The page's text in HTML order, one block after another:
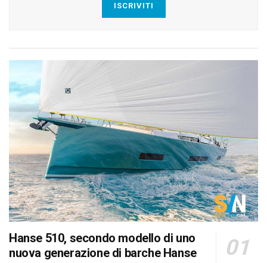
ISCRIVITI
Hanse 510, secondo modello di uno
nuova generazione di barche Hanse